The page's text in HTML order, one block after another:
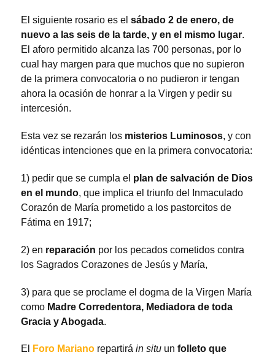
El siguiente rosario es el sábado 2 de enero, de
nuevo a las seis de la tarde, y en el mismo lugar.
El aforo permitido alcanza las 700 personas, por lo
cual hay margen para que muchos que no supieron
de la primera convocatoria o no pudieron ir tengan
ahora la ocasión de honrar a la Virgen y pedir su
intercesión.
Esta vez se rezarán los misterios Luminosos, y con
idénticas intenciones que en la primera convocatoria:
1) pedir que se cumpla el plan de salvación de Dios
en el mundo, que implica el triunfo del Inmaculado
Corazón de María prometido a los pastorcitos de
Fátima en 1917;
2) en reparación por los pecados cometidos contra
los Sagrados Corazones de Jesús y María,
3) para que se proclame el dogma de la Virgen María
como Madre Corredentora, Mediadora de toda
Gracia y Abogada.
El Foro Mariano repartirá in situ un folleto que